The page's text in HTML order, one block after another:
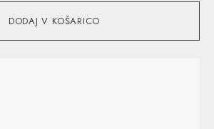
DODAJ V KOŠARICO